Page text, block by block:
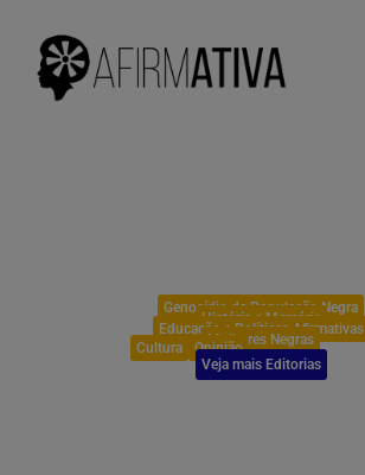
Genocídio da População Negra
História e Memória
Educação e Políticas Afirmativas
Mulheres Negras
Cultura
Opinião
Veja mais Editorias